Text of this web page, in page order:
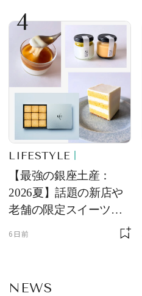
4
LIFESTYLE
【最強の銀座土産：
2026夏】話題の新店や
老舗の限定スイーツを
ゲット【＃SPURおやつ
6日前
NEWS